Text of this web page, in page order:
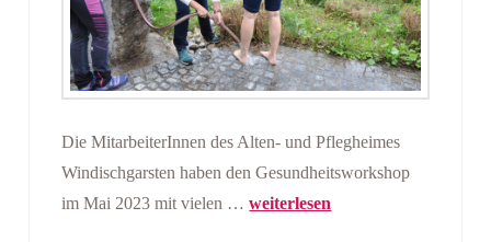
Die MitarbeiterInnen des Alten- und Pflegheimes
Windischgarsten haben den Gesundheitsworkshop
im Mai 2023 mit vielen …weiterlesen